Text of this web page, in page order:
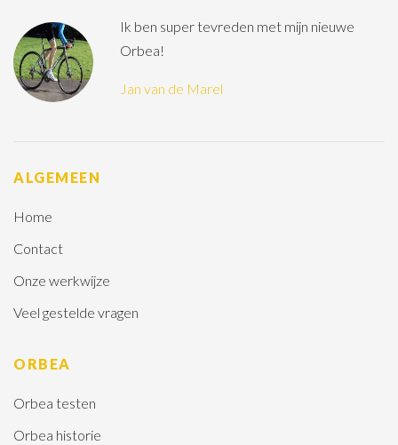
Ik ben super tevreden met mijn nieuwe
Orbea!
Jan van de Marel
ALGEMEEN
Home
Contact
Onze werkwijze
Veel gestelde vragen
ORBEA
Orbea testen
Orbea historie